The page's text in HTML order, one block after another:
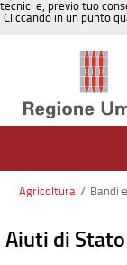
e, previo tuo
Cliccando in un punto
Agricoltura / Bandi
Aiuti di Stato